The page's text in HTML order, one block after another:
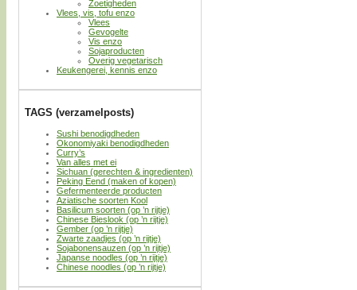
Zoetigheden
Vlees, vis, tofu enzo
Vlees
Gevogelte
Vis enzo
Sojaproducten
Overig vegetarisch
Keukengerei, kennis enzo
TAGS (verzamelposts)
Sushi benodigdheden
Okonomiyaki benodigdheden
Curry’s
Van alles met ei
Sichuan (gerechten & ingredienten)
Peking Eend (maken of kopen)
Gefermenteerde producten
Aziatische soorten Kool
Basilicum soorten (op ’n rijtje)
Chinese Bieslook (op ’n rijtje)
Gember (op ’n rijtje)
Zwarte zaadjes (op ’n rijtje)
Sojabonensauzen (op ’n rijtje)
Japanse noodles (op ’n rijtje)
Chinese noodles (op ’n rijtje)